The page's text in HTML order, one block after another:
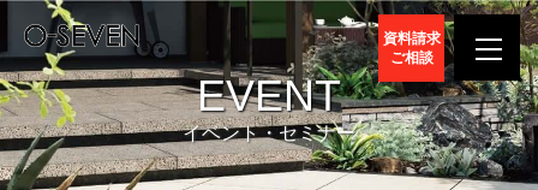
資料請求
ご相談
EVENT
イベント・セミナー